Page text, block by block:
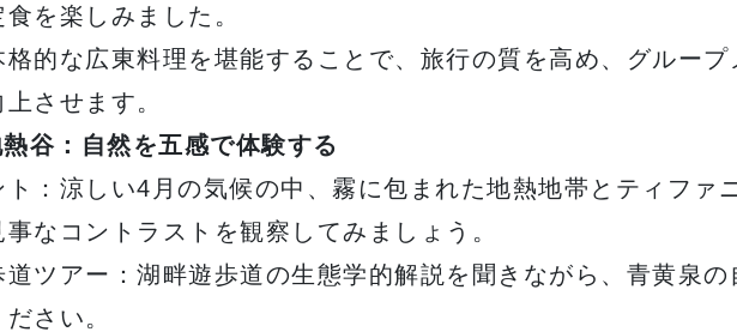
を楽しみました。
的な広東料理を堪能することで、旅行の質を高め、グループ
させます。
谷：自然を五感で体験する
：涼しい4月の気候の中、霧に包まれた地熱地帯とティファ
なコントラストを観察してみましょう。
道ツアー：湖畔遊歩道の生態学的解説を聞きながら、青黄泉の
さい。